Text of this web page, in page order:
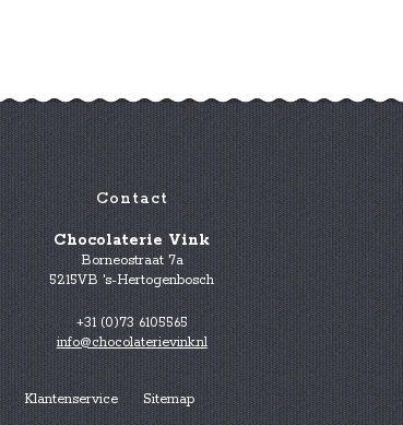
Contact
Chocolaterie Vink
Borneostraat 7a
5215VB 's-Hertogenbosch
+31 (0)73 6105565
info@chocolaterievink.nl
Klantenservice Sitemap